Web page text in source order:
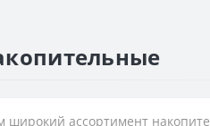
широкий ассортимент